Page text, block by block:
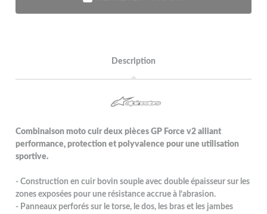
Description
Combinaison moto cuir deux pièces GP Force v2 alliant
performance, protection et polyvalence pour une utilisation
sportive.
- Construction en cuir bovin souple avec double épaisseur sur les
zones exposées pour une résistance accrue à l’abrasion.
- Panneaux perforés sur le torse, le dos, les bras et les jambes